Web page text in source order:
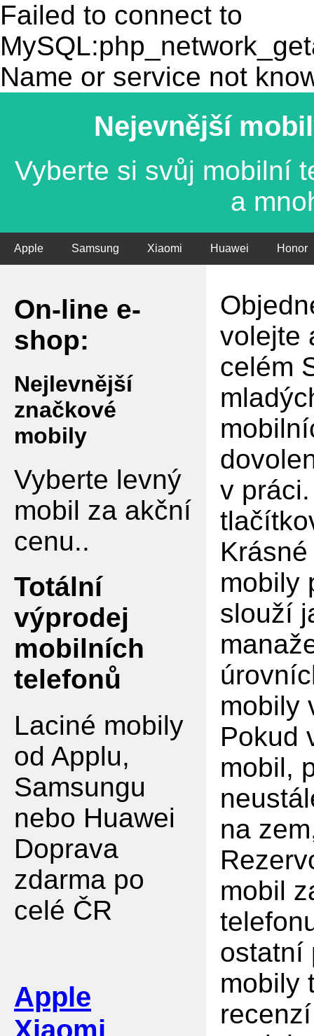
Failed to connect to
Name or service not
Nejevnější
Vyberte si svůj mobilní
a
Apple Samsung Xiaomi Huawei Honor
On-line e-
shop:
Nejlevnější
značkové
mobily
Vyberte levný
mobil za akční
cenu..
Totální
výprodej
mobilních
telefonů
Laciné mobily
od Applu,
Samsungu
nebo Huawei
Doprava
zdarma po
celé ČR
Apple
volejte
celém
v
mobily
slouží
mobily
Pokud
mobil,
na
mobil
ostatní
mobily